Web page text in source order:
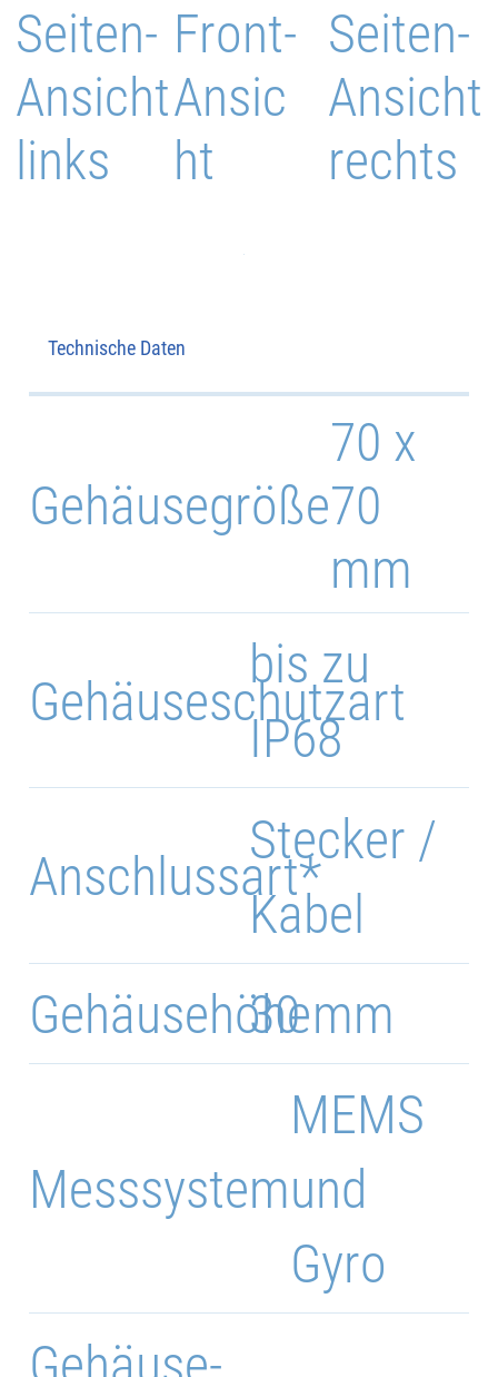
Seiten-
Ansicht
links
Seiten-
Ansicht
rechts
Front-
Ansic
ht
Technische Daten
70 x
70
mm
Gehäusegröße
bis zu
IP68
Gehäuseschutzart
Stecker /
Kabel
Anschlussart*
30 mm
Gehäusehöhe
MEMS
und
Gyro
Messsystem